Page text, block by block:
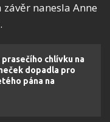
nanesla Anne
chlívku na
dopadla pro
pána na